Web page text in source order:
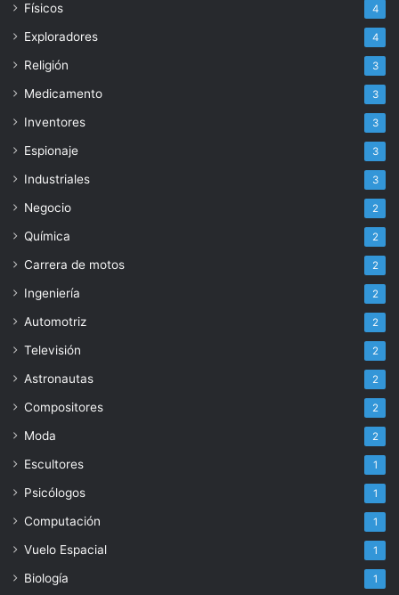
Físicos 4
Exploradores 4
Religión 3
Medicamento 3
Inventores 3
Espionaje 3
Industriales 3
Negocio 2
Química 2
Carrera de motos 2
Ingeniería 2
Automotriz 2
Televisión 2
Astronautas 2
Compositores 2
Moda 2
Escultores 1
Psicólogos 1
Computación 1
Vuelo Espacial 1
Biología 1